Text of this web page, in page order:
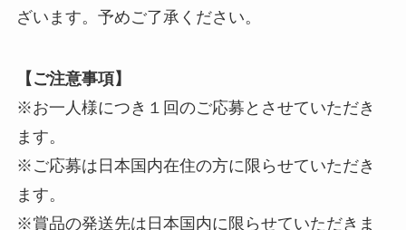
ざいます。予めご了承ください。
【ご注意事項】
※お一人様につき１回のご応募とさせていただき
ます。
※ご応募は日本国内在住の方に限らせていただき
ます。
※賞品の発送先は日本国内に限らせていただきま